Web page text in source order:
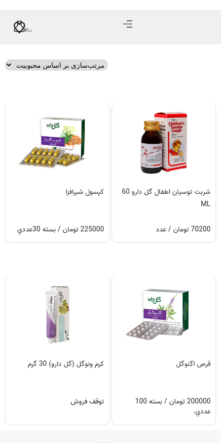
شربت توسیان اطفال گل دارو 60
ML
70200 تومان / عدد
کپسول شیرافزا
225000 تومان / بسته 30عددي
قرص اگنوگل
200000 تومان / بسته 100
عددي.
کرم ونوگل (گل دارو) 30 گرم
توقف فروش